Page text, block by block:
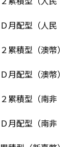
月配型（人民
累積型（澳幣）
月配型（澳幣）
累積型（南非
月配型（南非